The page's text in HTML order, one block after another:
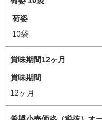
荷姿
10袋
賞味期間
12ヶ月